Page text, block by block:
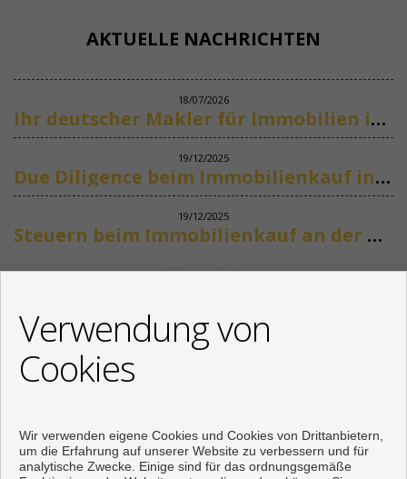
AKTUELLE NACHRICHTEN
18/07/2026
Ihr deutscher Makler für Immobilien in Marbella
19/12/2025
Due Diligence beim Immobilienkauf in Spanien
19/12/2025
Steuern beim Immobilienkauf an der Costa del Sol
Siehe mehr
+34 622318266
info@mikenaumannimmobilien.com
Von Montag bis Freitag : 10:00 - 18:00
Verwendung von
Cookies
Wir verwenden eigene Cookies und Cookies von Drittanbietern,
um die Erfahrung auf unserer Website zu verbessern und für
analytische Zwecke. Einige sind für das ordnungsgemäße